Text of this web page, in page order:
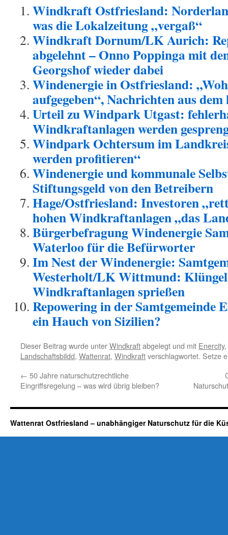
Windkraft Ostfriesland:
was die Lokalzeitung „vergaß“
Windkraft Dornum/LK Aurich:
abgelehnt – Onno Poppinga mit
Georgshof wieder dabei
Windenergie in Ostfriesland:
aufgegeben“, Nachrichten aus
Urteil zu Windpark Utgast:
Windkraftanlagen werden
Windpark Ochtersum im
werden profitieren“
Windenergie und kommunale
Stiftungsgeld von den Betreibern
Hage/Ostfriesland: Investoren
hohen Windkraftanlagen „das
Bürgerbefragung Windenergie
Waterloo für die Befürworter
Im Nest der Windenergie:
Westerholt/LK Wittmund:
Windkraftanlagen sprießen
Repowering in der Samtgemeinde
ein Hauch von Sizilien?
Dieser Beitrag wurde unterWindkraftabgelegt und mit Enercity,
Landschaftsbildd, Wattenrat, Windkraftverschlagwortet. Setze
← 50 Jahre naturschutzrechtliche
Eingriffsregelung – was wird übrig bleiben?
Wattenrat Ostfriesland – unabhängiger Naturschutz für die